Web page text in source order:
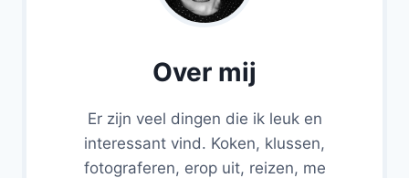
Over mij
Er zijn veel dingen die ik leuk en
interessant vind. Koken, klussen,
fotograferen, erop uit, reizen, me